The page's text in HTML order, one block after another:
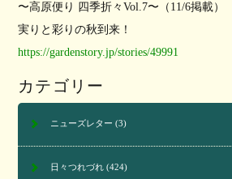
〜高原便り 四季折々Vol.7〜（11/6掲載）
実りと彩りの秋到来！
https://gardenstory.jp/stories/49991
カテゴリー
ニューズレター (3)
日々つれづれ(424)